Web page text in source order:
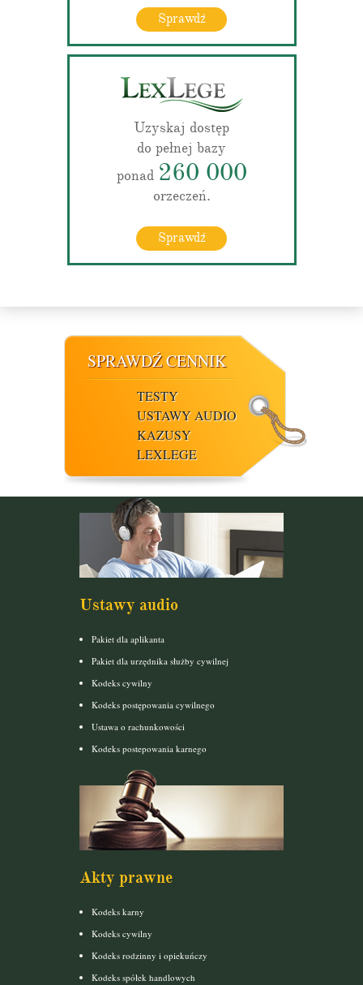
Sprawdź
Uzyskaj dostęp
do pełnej bazy
ponad 260 000
orzeczeń.
Sprawdź
SPRAWDŹ CENNIK
TESTY
USTAWY AUDIO
KAZUSY
LEXLEGE
Ustawy audio
Pakiet dla aplikanta
Pakiet dla urzędnika służby cywilnej
Kodeks cywilny
Kodeks postępowania cywilnego
Ustawa o rachunkowości
Kodeks postepowania karnego
Akty prawne
Kodeks karny
Kodeks cywilny
Kodeks rodzinny i opiekuńczy
Kodeks spółek handlowych